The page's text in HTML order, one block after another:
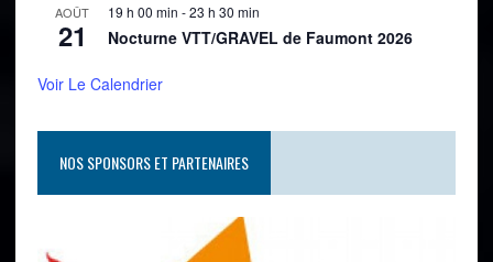
AOÛT
21
19 h 00 min -23 h 30 min
Nocturne VTT/GRAVEL de Faumont 2026
Voir Le Calendrier
NOS SPONSORS ET PARTENAIRES